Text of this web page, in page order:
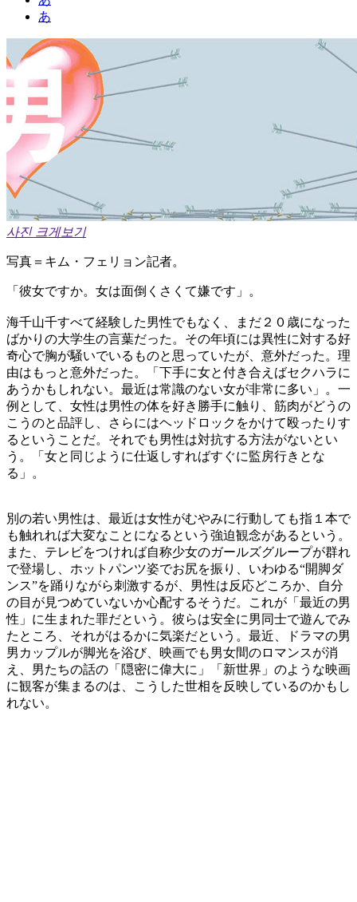
あ
사진 크게보기
写真＝キム・フェリョン記者。
「彼女ですか。女は面倒くさくて嫌です」。
海千山千すべて経験した男性でもなく、まだ２０歳になった
ばかりの大学生の言葉だった。その年頃には異性に対する好
奇心で胸が騒いでいるものと思っていたが、意外だった。理
由はもっと意外だった。「下手に女と付き合えばセクハラに
あうかもしれない。最近は常識のない女が非常に多い」。一
例として、女性は男性の体を好き勝手に触り、筋肉がどうの
こうのと品評し、さらにはヘッドロックをかけて殴ったりす
るということだ。それでも男性は対抗する方法がないとい
う。「女と同じように仕返しすればすぐに監房行きとな
る」。
別の若い男性は、最近は女性がむやみに行動しても指１本で
も触れれば大変なことになるという強迫観念があるという。
また、テレビをつければ自称少女のガールズグループが群れ
で登場し、ホットパンツ姿でお尻を振り、いわゆる“開脚ダ
ンス”を踊りながら刺激するが、男性は反応どころか、自分
の目が見つめていないか心配するそうだ。これが「最近の男
性」に生まれた罪だという。彼らは安全に男同士で遊んでみ
たところ、それがはるかに気楽だという。最近、ドラマの男
男カップルが脚光を浴び、映画でも男女間のロマンスが消
え、男たちの話の「隠密に偉大に」「新世界」のような映画
に観客が集まるのは、こうした世相を反映しているのかもし
れない。